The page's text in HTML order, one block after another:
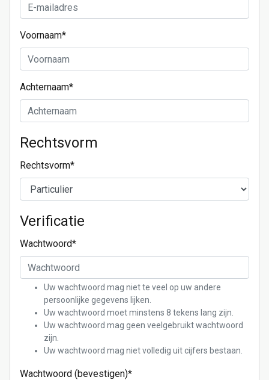
Voornaam*
Achternaam*
Rechtsvorm
Rechtsvorm*
Verificatie
Wachtwoord*
Uw wachtwoord mag niet te veel op uw andere
persoonlijke gegevens lijken.
Uw wachtwoord moet minstens 8 tekens lang zijn.
Uw wachtwoord mag geen veelgebruikt wachtwoord
zijn.
Uw wachtwoord mag niet volledig uit cijfers bestaan.
Wachtwoord (bevestigen)*